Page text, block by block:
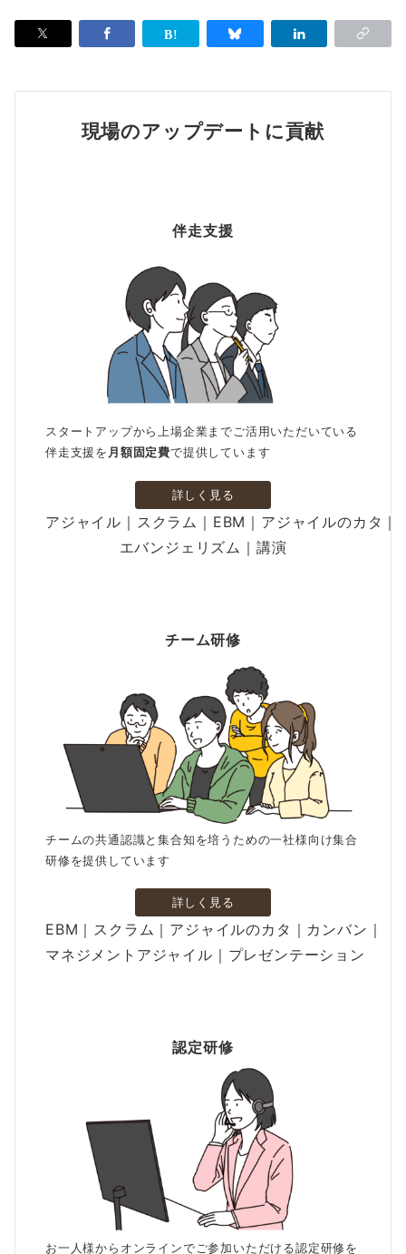
現場のアップデートに貢献
伴走支援
スタートアップから上場企業までご活用いただいている
伴走支援を 月額固定費で提供しています
詳しく見る
アジャイル｜スクラム｜EBM｜アジャイルのカタ｜
エバンジェリズム｜講演
チーム研修
チームの共通認識と集合知を培うための一社様向け集合
研修を提供しています
詳しく見る
EBM｜スクラム｜アジャイルのカタ｜カンバン｜
マネジメントアジャイル｜プレゼンテーション
認定研修
お一人様からオンラインでご参加いただける認定研修を